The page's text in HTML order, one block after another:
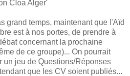
Cloa Alger'
grand temps, maintenant que l'Aïd
est à nos portes, de prendre à
concernant la prochaine
de ce groupe)... On pourrait
un jeu de Questions/Réponses
que les CV soient publiés...